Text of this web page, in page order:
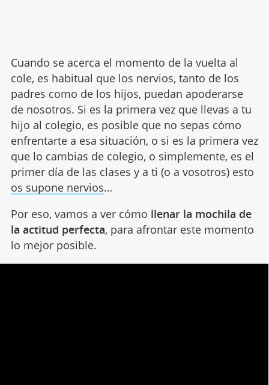
Cuando se acerca el momento de la vuelta al
cole, es habitual que los nervios, tanto de los
padres como de los hijos, puedan apoderarse
de nosotros. Si es la primera vez que llevas a tu
hijo al colegio, es posible que no sepas cómo
enfrentarte a esa situación, o si es la primera vez
que lo cambias de colegio, o simplemente, es el
primer día de las clases y a ti (o a vosotros) esto
os supone nervios…
Por eso, vamos a ver cómo llenar la mochila de
la actitud perfecta, para afrontar este momento
lo mejor posible.